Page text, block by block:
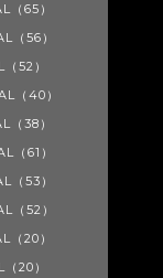
65）
（56）
52）
（40）
38）
61）
53）
（52）
20）
20）